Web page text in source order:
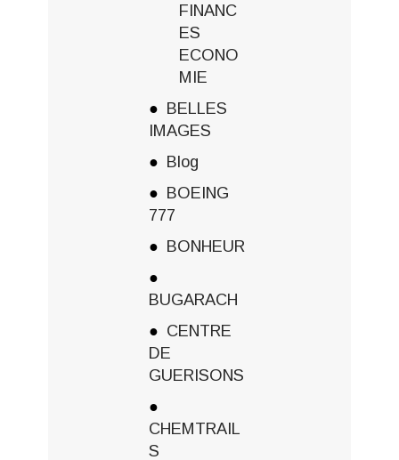
FINANC
ES
ECONO
MIE
BELLES
IMAGES
Blog
BOEING
777
BONHEUR
BUGARACH
CENTRE
DE
GUERISONS
CHEMTRAIL
S